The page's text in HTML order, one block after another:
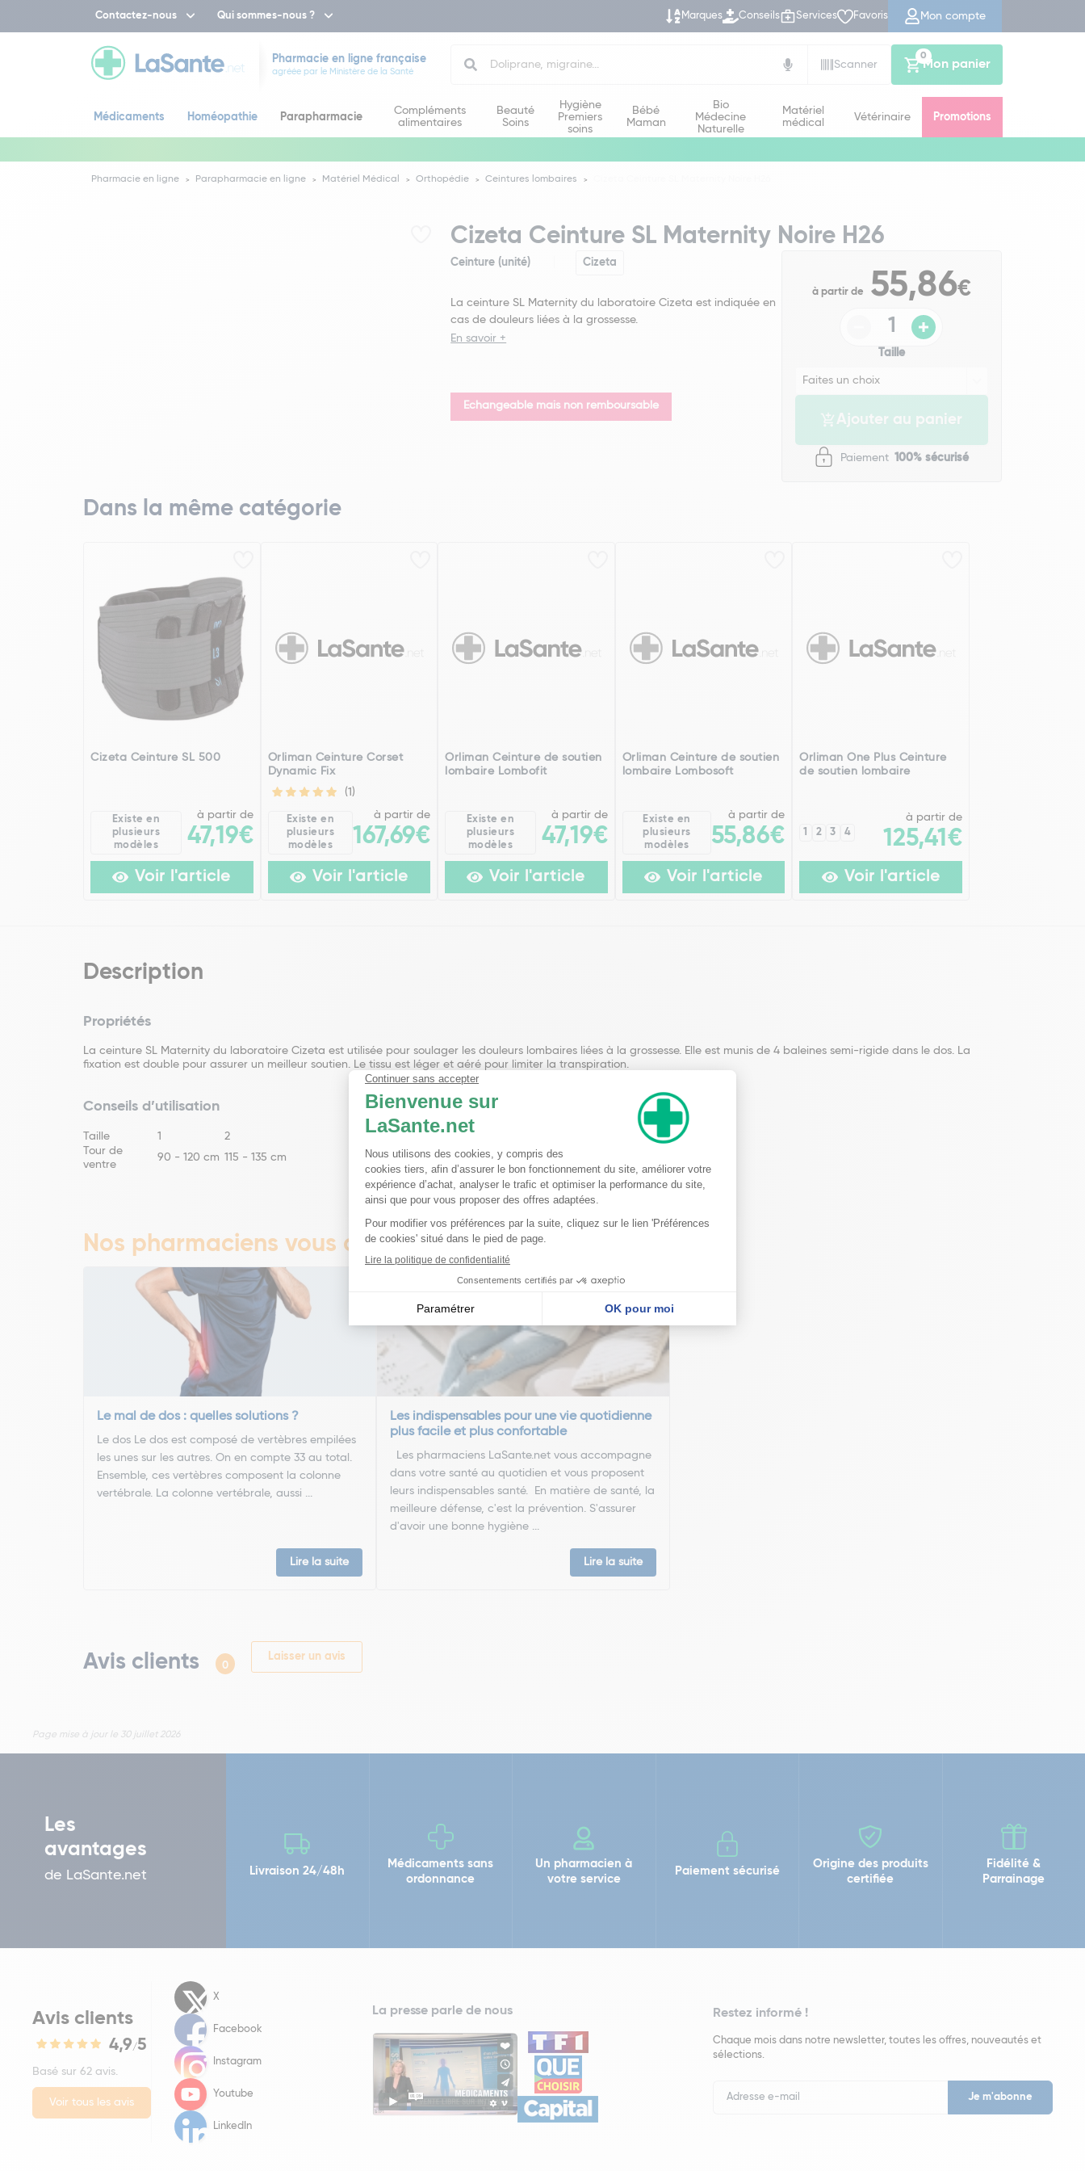
Contactez-nous Qui sommes-nous ? Marques Conseils Services Favoris Mon compte
Pharmacie en ligne française
agréée par le Ministère de la Santé
Scanner
Mon panier
0
Médicaments Homéopathie Parapharmacie
Compléments
alimentaires
Beauté
Soins
Hygiène
Premiers
soins
Bébé
Maman
Bio
Médecine
Naturelle
Matériel
médical
Vétérinaire Promotions
Pharmacie en ligne Parapharmacie en ligne Matériel Médical Orthopédie Ceintures lombaires
Cizeta Ceinture SL Maternity Noire H26
Ceinture (unité) Cizeta
La ceinture SL Maternity du laboratoire Cizeta est indiquée en
cas de douleurs liées à la grossesse.
En savoir +
Echangeable mais non remboursable
à partir de 55,86€
Taille
Ajouter au panier
Paiement 100% sécurisé
Dans la même catégorie
Cizeta Ceinture SL 500
Existe en
plusieurs
modèles
à partir de
47,19€
Voir l'article
Orliman Ceinture Corset
Dynamic Fix
(1)
Existe en
plusieurs
modèles
à partir de
167,69€
Voir l'article
Orliman Ceinture de soutien
lombaire Lombofit
Existe en
plusieurs
modèles
à partir de
47,19€
Voir l'article
Orliman Ceinture de soutien
lombaire Lombosoft
Existe en
plusieurs
modèles
à partir de
55,86€
Voir l'article
Orliman One Plus Ceinture
de soutien lombaire
1 2 3 4
à partir de
125,41€
Voir l'article
Description
Propriétés
La ceinture SL Maternity du laboratoire Cizeta est utilisée pour soulager les douleurs lombaires liées à la grossesse. Elle est munis de 4 baleines semi-rigide dans le dos. La
fixation est double pour assurer un meilleur soutien. Le tissu est léger et aéré pour limiter la transpiration.
Conseils d’utilisation
Taille 1
2
Tour de
ventre
90 - 120 cm 115 - 135 cm
Nos pharmaciens vous conseillent
Le mal de dos : quelles solutions ?
Le dos Le dos est composé de vertèbres empilées
les unes sur les autres. On en compte 33 au total.
Ensemble, ces vertèbres composent la colonne
vertébrale. La colonne vertébrale, aussi ...
Lire la suite
Les indispensables pour une vie quotidienne
plus facile et plus confortable
Les pharmaciens LaSante.net vous accompagne
dans votre santé au quotidien et vous proposent
leurs indispensables santé. En matière de santé, la
meilleure défense, c'est la prévention. S'assurer
d'avoir une bonne hygiène ...
Lire la suite
Avis clients 0
Laisser un avis
Page mise à jour le 30 juillet 2026
Les
avantages
de LaSante.net Livraison 24/48h
Médicaments sans
ordonnance
Un pharmacien à
votre service
Paiement sécurisé
Origine des produits
certifiée
Fidélité &
Parrainage
Avis clients
4,9/5
Basé sur 62 avis.
Voir tous les avis
X
Facebook
Instagram
Youtube
LinkedIn
La presse parle de nous Restez informé !
Chaque mois dans notre newsletter, toutes les offres, nouveautés et
sélections.
Newsletter